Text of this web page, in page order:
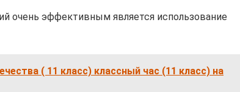
очень эффективным является использование
( 11 класс) классный час (11 класс) на